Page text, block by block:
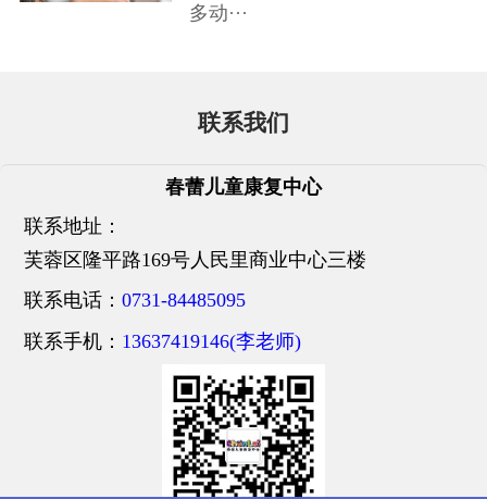
多动···
联系我们
春蕾儿童康复中心
联系地址：
芙蓉区隆平路169号人民里商业中心三楼
联系电话：0731-84485095
联系手机： 13637419146(李老师)